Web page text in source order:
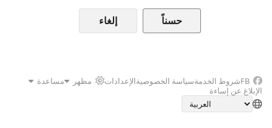
إلغاء
FBشروط الخدمةسياسة الخصوصيةالإعدادات مظهر
مساعدة
الإبلاغ عن إساءة